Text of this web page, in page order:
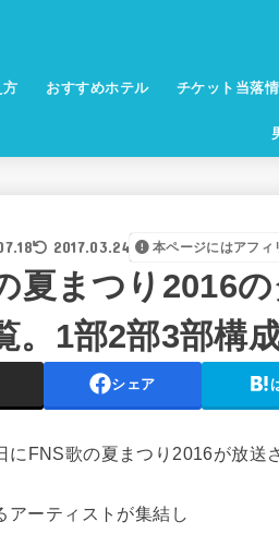
方 おすすめホテル チケット当落
2017.03.24 本ページにはアフィ
夏まつり2016
。1部2部3部構
シェア
にFNS歌の夏まつり2016が放送
アーティストが集結し